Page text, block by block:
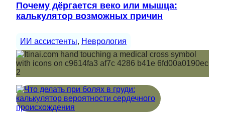
Почему дёргается веко или мышца:
калькулятор возможных причин
ИИ ассистенты, Неврология